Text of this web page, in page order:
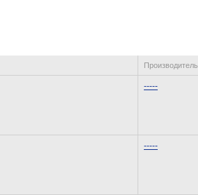
Производитель
-----
-----